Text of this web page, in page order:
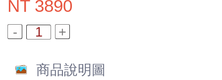
NT 3890
商品說明圖